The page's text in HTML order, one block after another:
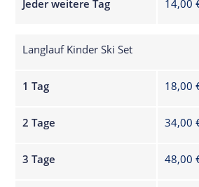
Jeder weitere Tag 14,00
1 Tag
2 Tage
3 Tage
Langlauf Kinder Ski Set
18,00
34,00
48,00